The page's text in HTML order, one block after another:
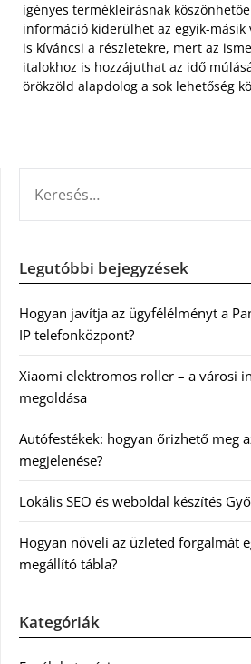
igényes termékleírásnak
információ kiderülhet az egyik-másik
is kíváncsi a részletekre, mert az
italokhoz is hozzájuthat az idő
örökzöld alapdolog a sok lehetőség
Legutóbbi bejegyzések
Hogyan javítja az ügyfélélményt a
IP telefonközpont?
Xiaomi elektromos roller – a városi
megoldása
Autófestékek: hogyan őrizhető meg
megjelenése?
Lokális SEO és weboldal készítés
Hogyan növeli az üzleted forgalmát
megállító tábla?
Kategóriák